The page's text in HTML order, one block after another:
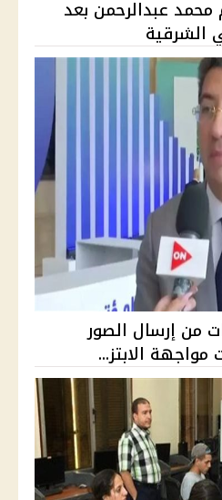
محمد عبدالرحمن بعد
الشرقية
من إرسال الصور
الابتز...